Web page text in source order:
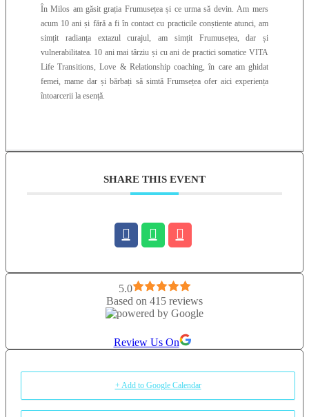
În Milos am găsit grația Frumusețea și ce urma să devin. Am mers
acum 10 ani și fără a fi în contact cu practicile conștiente atunci, am
simțit radianța extazul curajul, am simțit Frumusețea, dar și
vulnerabilitatea. 10 ani mai târziu și cu ani de practici somatice VITA
Life Transitions, Love & Relationship coaching, în care am ghidat
femei, mame dar și bărbați să simtă Frumsețea ofer aici experiența
întoarcerii la esență.
SHARE THIS EVENT
5.0
Based on 415 reviews
Review Us On
+ Add to Google Calendar